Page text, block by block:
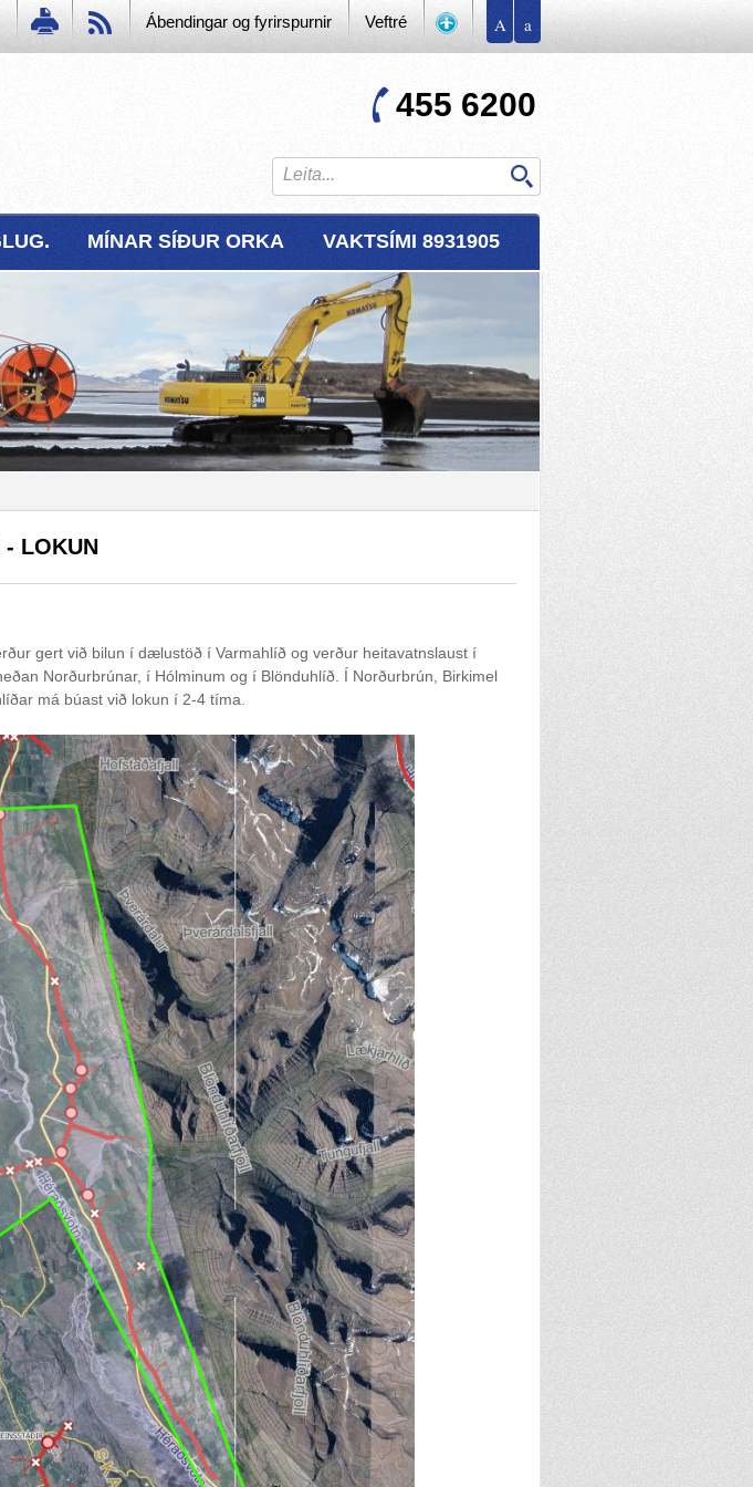
455 6200
- LOKUN
gert við bilun í dælustöð í Varmahlíð og verður heitavatnslaust í
Norðurbrúnar, í Hólminum og í Blönduhlíð. Í Norðurbrún, Birkimel
má búast við lokun í 2-4 tíma.
MÍNAR SÍÐUR ORKA VAKTSÍMI 8931905
A a
Ábendingar og fyrirspurnir Veftré